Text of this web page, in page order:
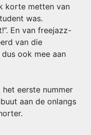
korte metten van
was.
En van freejazz-
van die
ook mee aan
eerste nummer
aan de onlangs